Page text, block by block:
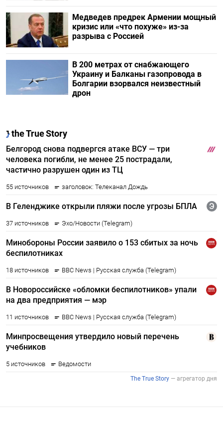
Медведев предрек Армении мощный
кризис или «что похуже» из-за
разрыва с Россией
В 200 метрах от снабжающего
Украину и Балканы газопровода в
Болгарии взорвался неизвестный
дрон